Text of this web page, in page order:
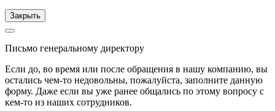
Закрыть
Письмо генеральному директору
Если до, во время или после обращения в нашу компанию, вы
остались чем-то недовольны, пожалуйста, заполните данную
форму. Даже если вы уже ранее общались по этому вопросу с
кем-то из наших сотрудников.